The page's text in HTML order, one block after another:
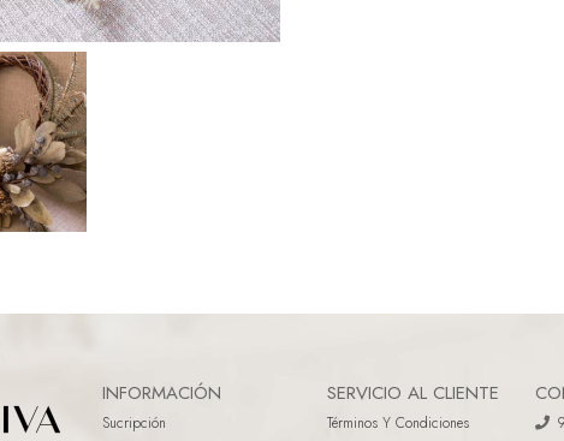
INFORMACIÓN
Sucripción
SERVICIO AL CLIENTE
Términos Y Condiciones